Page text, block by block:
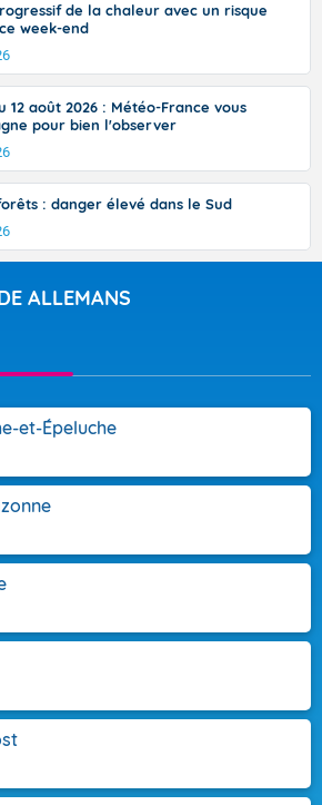
de la chaleur avec un risque
week-end
12 août 2026 : Météo-France vous
pour bien l'observer
: danger élevé dans le Sud
ALLEMANS
et-Épeluche